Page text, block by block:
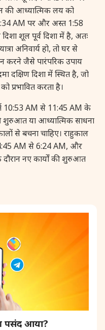
Rakhi
Raksha Bandhan
Sanskrit Diwas
Shravana Purnima
Varalakshmi Vrat
Sankashti Chaturthi
की आध्यात्मिक लय को
AM पर और अस्त 1:58
शूल पूर्व दिशा में है, अतः
अनिवार्य हो, तो घर से
जैसे पारंपरिक उपाय
दक्षिण दिशा में स्थित है, जो
प्रभावित करता है।
10:53 AM से 11:45 AM के
शुरुआत या आध्यात्मिक साधना
से बचना चाहिए। राहुकाल
AM से 6:24 AM, और
नए कार्यों की शुरुआत
पसंद आया?